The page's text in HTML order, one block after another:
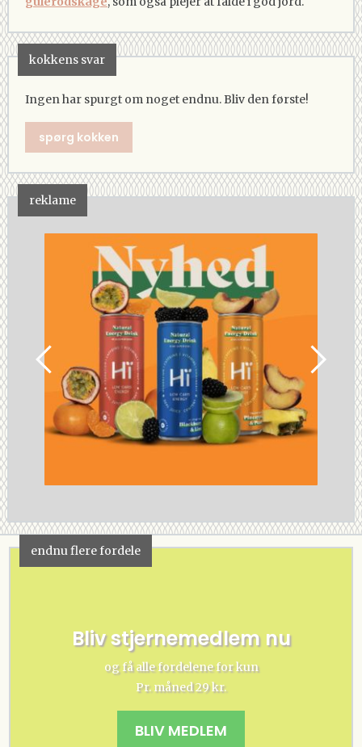
kokkens svar
Ingen har spurgt om noget endnu. Bliv den første!
spørg kokken
reklame
endnu flere fordele
Bliv stjernemedlem nu
og få alle fordelene for kun
Pr. måned 29 kr.
BLIV MEDLEM